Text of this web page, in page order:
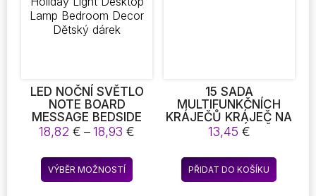
LED NOČNÍ SVĚTLO
NOTE BOARD
MESSAGE BEDSIDE
LAMP BOARD WITH
PEN USB BATTERY
POWER HOLIDAY
LIGHT DESKTOP LAMP
BEDROOM DECOR
18,82€ –18,93€
VÝBĚR MOŽNOSTÍ
Tento
produkt
15 SADA
MULTIFUNKČNÍCH
KRÁJEČŮ KRÁJEČ NA
ZELENINU KRÁJEČ NA
SALÁTY
13,45 €
PŘIDAT DO KOŠÍKU